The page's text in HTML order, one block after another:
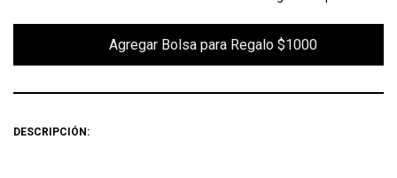
DESCRIPCIÓN: